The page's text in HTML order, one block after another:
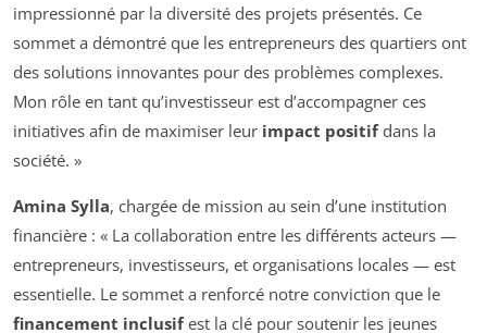
impressionné par la diversité des projets présentés. Ce
sommet a démontré que les entrepreneurs des quartiers ont
des solutions innovantes pour des problèmes complexes.
Mon rôle en tant qu’investisseur est d’accompagner ces
initiatives afin de maximiser leur impact positifdans la
société. »
Amina Sylla, chargée de mission au sein d’une institution
financière : « La collaboration entre les différents acteurs —
entrepreneurs, investisseurs, et organisations locales — est
essentielle. Le sommet a renforcé notre conviction que le
financement inclusifest la clé pour soutenir les jeunes